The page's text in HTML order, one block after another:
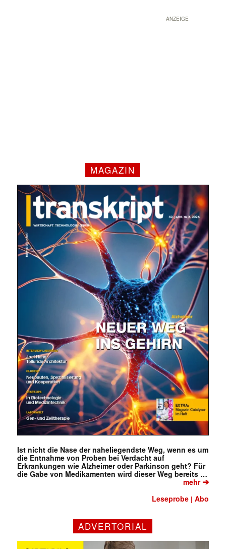
ANZEIGE
MAGAZIN
Ist nicht die Nase der naheliegendste Weg, wenn es um
die Entnahme von Proben bei Verdacht auf
Erkrankungen wie Alzheimer oder Parkinson geht? Für
die Gabe von Medikamenten wird dieser Weg bereits …
mehr➔
Leseprobe |Abo
ADVERTORIAL